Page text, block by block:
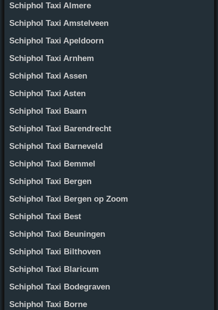
Schiphol Taxi Almere
Schiphol Taxi Amstelveen
Schiphol Taxi Apeldoorn
Schiphol Taxi Arnhem
Schiphol Taxi Assen
Schiphol Taxi Asten
Schiphol Taxi Baarn
Schiphol Taxi Barendrecht
Schiphol Taxi Barneveld
Schiphol Taxi Bemmel
Schiphol Taxi Bergen
Schiphol Taxi Bergen op Zoom
Schiphol Taxi Best
Schiphol Taxi Beuningen
Schiphol Taxi Bilthoven
Schiphol Taxi Blaricum
Schiphol Taxi Bodegraven
Schiphol Taxi Borne